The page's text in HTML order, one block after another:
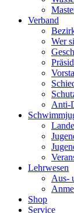
Verband
Wer
Anti-
Lehrwesen
Aus-
Shop
Service